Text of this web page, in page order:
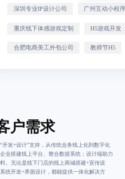
深圳专业IP设计公司 广州互动小程
重庆线下体感游戏定制 H5游戏开发
合肥电商美工外包公司 教师节H5
户需求
开发+设计”支持，从传统业务线上化到数字化
业搭建线上平台、整合数据系统；设计端助力
。无论是线下门店的线上商城搭建+宣传设
统开发+界面设计，都能提供一体化解决方